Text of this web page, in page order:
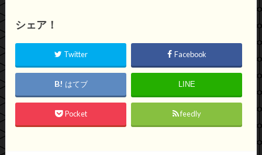
シェア！
Twitter Facebook
はてブ LINE
Pocket feedly